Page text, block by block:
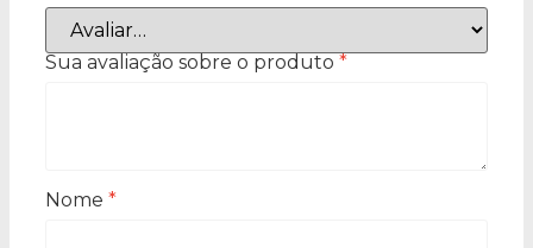
Sua avaliação sobre o produto *
Nome *